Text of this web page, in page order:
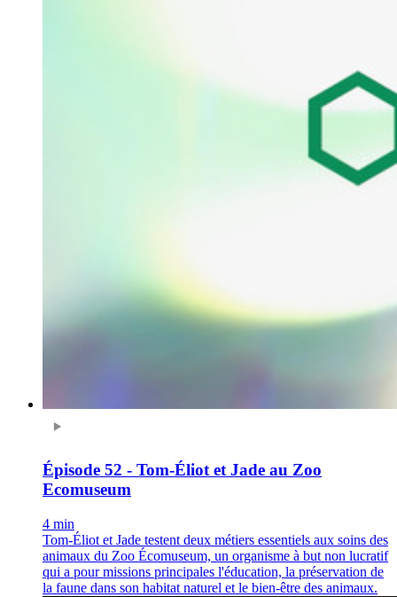
Épisode 52 - Tom-Éliot et Jade au Zoo
Ecomuseum
4 min
Tom-Éliot et Jade testent deux métiers essentiels aux soins des
animaux du Zoo Écomuseum, un organisme à but non lucratif
qui a pour missions principales l'éducation, la préservation de
la faune dans son habitat naturel et le bien-être des animaux.